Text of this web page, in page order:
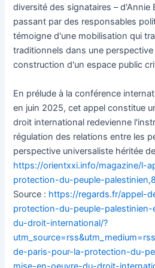
diversité des signataires – d'Annie
passant par des responsables
témoigne d'une mobilisation qui
traditionnels dans une
construction d'un espace public
En prélude à la conférence
en juin 2025, cet appel constitue
droit international redevienne
régulation des relations entre les
perspective universaliste héritée
https://orientxxi.info/magazine/l-
protection-du-peuple-
Source : https://regards.fr/appel-
protection-du-peuple-
du-droit-international/?
de-paris-pour-la-protection-du-